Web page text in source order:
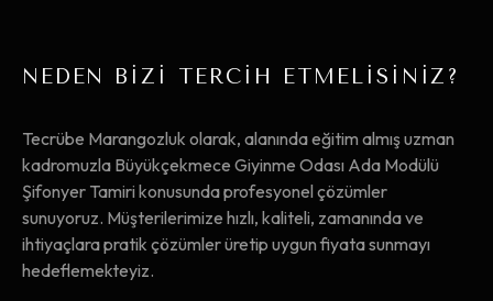
NEDEN BİZİ TERCİH ETMELİSİNİZ?
Tecrübe Marangozluk olarak, alanında eğitim almış uzman
kadromuzla Büyükçekmece Giyinme Odası Ada Modülü
Şifonyer Tamiri konusunda profesyonel çözümler
sunuyoruz. Müşterilerimize hızlı, kaliteli, zamanında ve
ihtiyaçlara pratik çözümler üretip uygun fiyata sunmayı
hedeflemekteyiz.